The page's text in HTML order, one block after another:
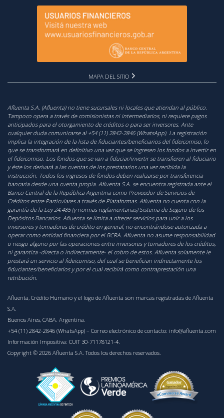
MAPA DEL SITIO
Afluenta S.A. (Afluenta) no tiene sucursales ni locales que atiendan al público.
Tampoco opera a través de comisionistas ni intermediarios, ni requiere pagos
anticipados para el otorgamiento de créditos o para ser inversores. Ante
cualquier duda comunicarse al +54 (11) 2842-2846 (WhatsApp). La registración
implica la integración de la lista de fiduciantes/beneficiarios del fideicomiso, lo
que se transformará en definitivo una vez que se ingresen los fondos a invertir en
el fideicomiso. Los fondos que se van a fiduciar/invertir se transfieren al fiduciario
y éste los derivará a las cuentas de los prestatarios una vez recibida la
instrucción. Todos los ingresos de fondos deben realizarse por transferencia
bancaria desde una cuenta propia. Afluenta S.A. se encuentra registrada ante el
Banco Central de la República Argentina como Proveedor de Servicios de
Créditos entre Particulares a través de Plataformas. Afluenta no cuenta con la
garantía de la Ley 24.485 (y normas reglamentarias) Sistema de Seguro de los
Depósitos Bancarios. Afluenta se limita a ofrecer servicios para unir a los
inversores y tomadores de crédito en general, no encontrándose autorizada a
operar como entidad financiera por el BCRA. Afluenta no asume responsabilidad
o riesgo alguno por las operaciones entre inversores y tomadores de los créditos,
ni garantiza -directa o indirectamente- el cobro de estos. Afluenta solamente le
prestará un servicio al fideicomiso, del cual se benefician indirectamente los
fiduciantes/beneficiarios y por el cual recibirá como contraprestación una
retribución.
Afluenta, Crédito Humano y el logo de Afluenta son marcas registradas de Afluenta
S.A.
Buenos Aires, CABA. Argentina.
+54 (11) 2842-2846 (WhatsApp) – Correo electrónico de contacto: info@afluenta.com
Información Impositiva: CUIT 30-71178121-4.
Copyright © 2026 Afluenta S.A. Todos los derechos reservados.